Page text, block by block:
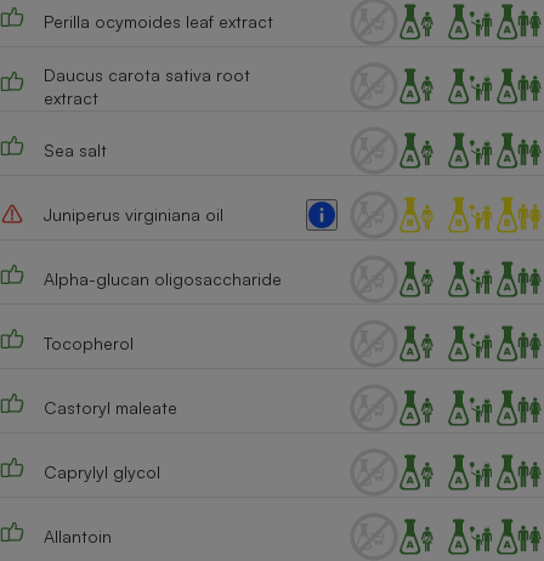
Perilla ocymoides leaf extract
Daucus carota sativa root
extract
Sea salt
Juniperus virginiana oil
Alpha-glucan oligosaccharide
Tocopherol
Castoryl maleate
Caprylyl glycol
Allantoin